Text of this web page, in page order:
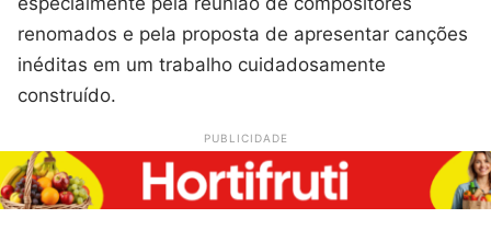
renomados e pela proposta de apresentar canções
inéditas em um trabalho cuidadosamente
construído.
PUBLICIDADE